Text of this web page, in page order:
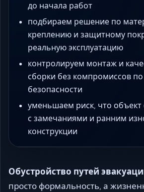
до начала работ
подбираем решение по
креплению и защитному
реальную эксплуатацию
контролируем монтаж и
сборки без компромиссов по
безопасности
уменьшаем риск, что объект
с замечаниями и ранним
конструкции
Обустройство путей
просто формальность, а